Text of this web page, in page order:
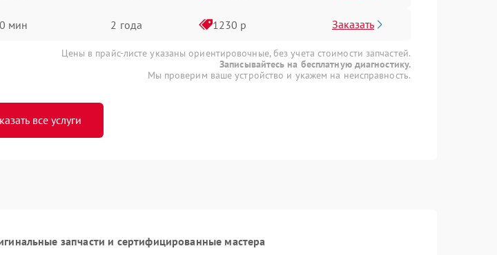
мин 2 года 1230 р Заказать
Цены в прайс-листе указаны ориентировочные, без учета стоимости запчастей.
Записывайтесь на бесплатную диагностику.
Мы проверим ваше устройство и укажем на неисправность.
все услуги
запчасти и сертифицированные мастера